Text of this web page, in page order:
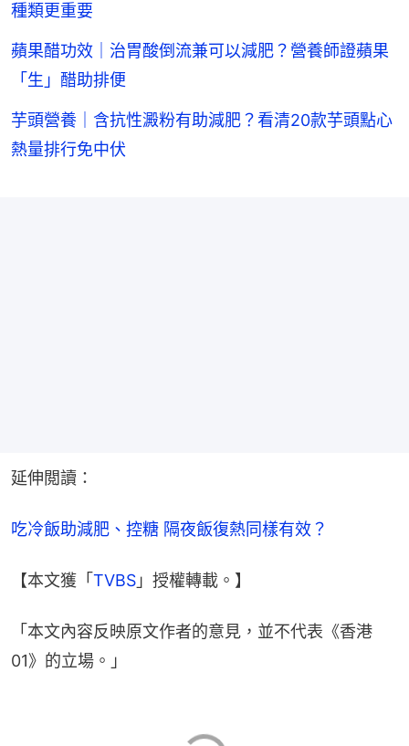
種類更重要
蘋果醋功效｜治胃酸倒流兼可以減肥？營養師證蘋果
「生」醋助排便
芋頭營養｜含抗性澱粉有助減肥？看清20款芋頭點心
熱量排行免中伏
延伸閲讀：
吃冷飯助減肥、控糖 隔夜飯復熱同樣有效？
【本文獲「 TVBS 」授權轉載。】
「本文內容反映原文作者的意見，並不代表《香港
01》的立場。」